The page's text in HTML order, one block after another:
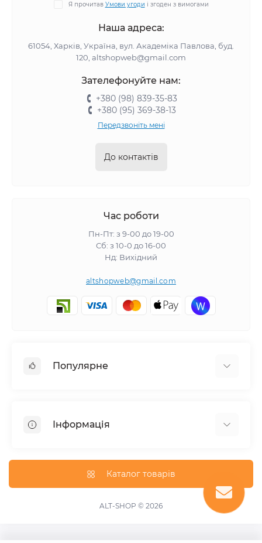
Я прочитав Умови угоди і згоден з вимогами
Наша адреса:
61054, Харків, Україна, вул. Академіка Павлова, буд.
120, altshopweb@gmail.com
Зателефонуйте нам:
+380 (98) 839-35-83
+380 (95) 369-38-13
Передзвоніть мені
До контактів
Час роботи
Пн-Пт: з 9-00 до 19-00
Сб: з 10-0 до 16-00
Нд: Вихідний
altshopweb@gmail.com
Популярне
Відпочинок, туризм
Товари для автомобілів
Інформація
Умови повернення
Зворотній зв'язок
Каталог товарів
ALT-SHOP © 2026